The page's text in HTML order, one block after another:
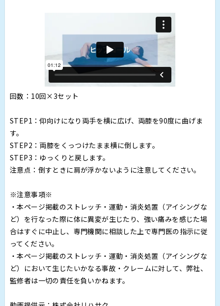
回数：10回×3セット
STEP1：仰向けになり両手を横に広げ、両膝を90度に曲げま
す。
STEP2：両膝をくっつけたまま横に倒します。
STEP3：ゆっくりと戻します。
注意点：倒すときに肩が浮かないように注意してください。
※注意事項※
・本ページ掲載のストレッチ・運動・消炎処置（アイシングな
ど）を行なった際に体に異変が生じたり、強い痛みを感じた場
合はすぐに中止し、専門機関に相談した上で専門医の指示に従
ってください。
・本ページ掲載のストレッチ・運動・消炎処置（アイシングな
ど）において生じたいかなる事故・クレームに対して、弊社、
監修者は一切の責任を負いかねます。